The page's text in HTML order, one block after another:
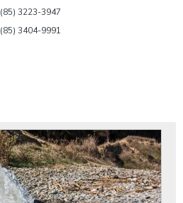
mensal preço
no ceará
no ceará
(85) 3223-3947
(85) 3404-9991